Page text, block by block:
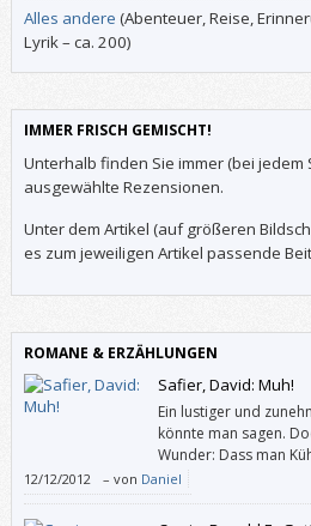
Alles andere (Abenteuer, Reise,
Lyrik – ca. 200)
IMMER FRISCH GEMISCHT!
Unterhalb finden Sie immer (bei
ausgewählte Rezensionen.
Unter dem Artikel (auf größeren
es zum jeweiligen Artikel passende
ROMANE & ERZÄHLUNGEN
Safier, David: Muh!
Ein lustiger und
könnte man sagen.
Wunder: Dass man
besonders für
anderen Augen sehen wird. Und insofern
dafür, auf vegetarische Ernährung
12/12/2012 – von Daniel